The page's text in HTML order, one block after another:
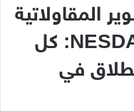
المقاولاتية
للاستفادة من قرض NESDA: كل
في